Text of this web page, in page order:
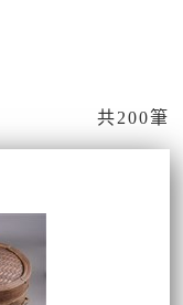
共200筆